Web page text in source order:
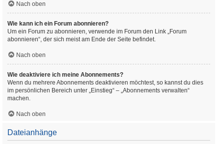
Nach oben
Wie kann ich ein Forum abonnieren?
Um ein Forum zu abonnieren, verwende im Forum den Link „Forum
abonnieren“, der sich meist am Ende der Seite befindet.
Nach oben
Wie deaktiviere ich meine Abonnements?
Wenn du mehrere Abonnements deaktivieren möchtest, so kannst du dies
im persönlichen Bereich unter „Einstieg“ – „Abonnements verwalten“
machen.
Nach oben
Dateianhänge